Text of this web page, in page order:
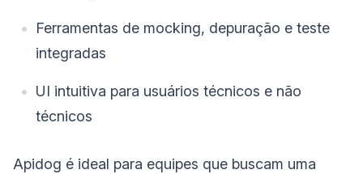
Ferramentas de mocking, depuração e teste
integradas
UI intuitiva para usuários técnicos e não
técnicos
Apidog é ideal para equipes que buscam uma